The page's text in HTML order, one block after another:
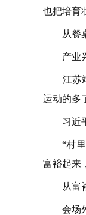
也把培育
从餐桌
产业兴
江苏靖
运动的多
习近平
“村里经
富裕起来
从富裕
会场外